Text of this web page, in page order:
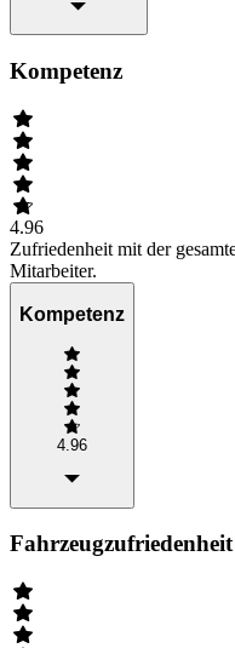
Kompetenz
4.96
Zufriedenheit mit der
Mitarbeiter.
Kompetenz
4.96
Fahrzeugzufriedenheit